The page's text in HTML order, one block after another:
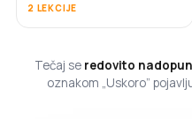
2 LEKCIJE
Tečaj se redovito
oznakom „Uskoro”